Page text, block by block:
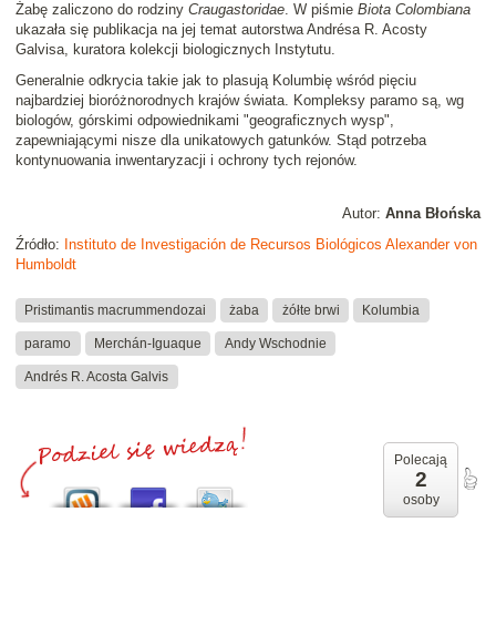
Żabę zaliczono do rodziny Craugastoridae. W piśmie Biota Colombiana
ukazała się publikacja na jej temat autorstwa Andrésa R. Acosty
Galvisa, kuratora kolekcji biologicznych Instytutu.
Generalnie odkrycia takie jak to plasują Kolumbię wśród pięciu
najbardziej bioróżnorodnych krajów świata. Kompleksy paramo są, wg
biologów, górskimi odpowiednikami "geograficznych wysp",
zapewniającymi nisze dla unikatowych gatunków. Stąd potrzeba
kontynuowania inwentaryzacji i ochrony tych rejonów.
Autor: Anna Błońska
Źródło: Instituto de Investigación de Recursos Biológicos Alexander von
Humboldt
Pristimantis macrummendozai żaba żółte brwi Kolumbia
paramo Merchán-Iguaque Andy Wschodnie
Andrés R. Acosta Galvis
Polecają
2
osoby